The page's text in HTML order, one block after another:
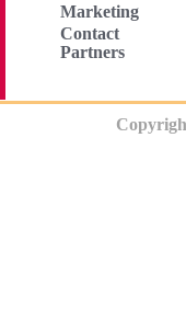
Marketing
Contact
Partners